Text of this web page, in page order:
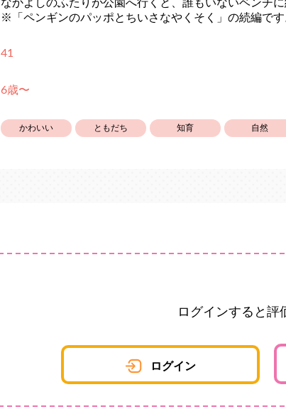
なかよしのふたりが公園へ行くと、誰もいないベンチに
※「ペンギンのパッポとちいさなやくそく」の続編です
41
6歳〜
かわいい ともだち 知育 自然
ログインすると評
ログイン